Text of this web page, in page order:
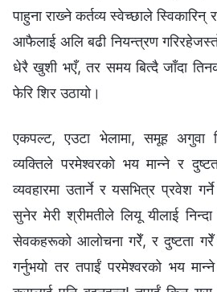
पाहुना राख्‍ने कर्तव्य स्वेच्छाले स्विकारिन्
आफैलाई अलि बढी नियन्त्रण
धेरै खुशी भएँ, तर समय बित्दै जाँदा
फेरि शिर उठायो।
एकपल्ट, एउटा भेलामा, समूह अगुवा
व्यक्तिले परमेश्‍वरको भय मान्‍ने र
व्यवहारमा उतार्ने र यसभित्र प्रवेश
सुनेर मेरी श्रीमतीले लियू यीलाई
सेवकहरूको आलोचना गरेँ, र दुष्टता गरेँ
गर्नुभयो तर तपाईं परमेश्‍वरको भय